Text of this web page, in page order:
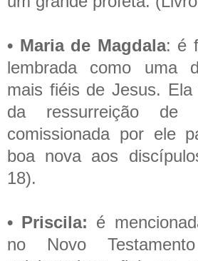
• Maria de Magdala: é
lembrada como uma
mais fiéis de Jesus. Ela
da ressurreição
comissionada por ele
boa nova aos
18).
• Priscila: é
no Novo